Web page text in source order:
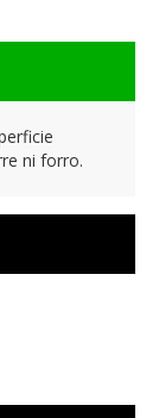
ni forro.